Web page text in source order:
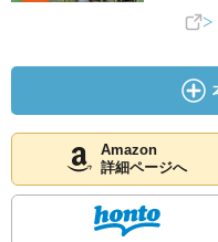
Amazon
詳細ページへ